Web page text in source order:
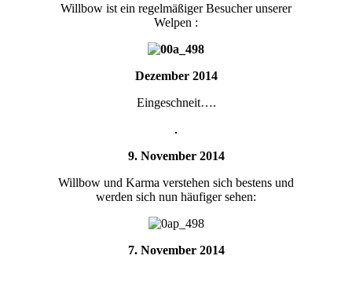
Willbow ist ein regelmäßiger Besucher unserer
Welpen :
Dezember 2014
Eingeschneit….
9. November 2014
Willbow und Karma verstehen sich bestens und
werden sich nun häufiger sehen:
7. November 2014